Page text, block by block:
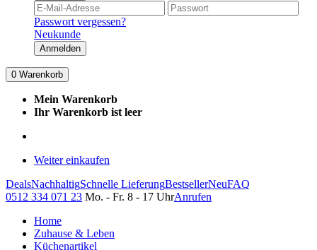
Passwort vergessen?
Neukunde
Anmelden
0 Warenkorb
Mein Warenkorb
Ihr Warenkorb ist leer
Weiter einkaufen
DealsNachhaltigSchnelle LieferungBestsellerNeuFAQ
0512 334 071 23 Mo. - Fr. 8 - 17 UhrAnrufen
Home
Zuhause & Leben
Küchenartikel